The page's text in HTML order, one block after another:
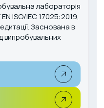
лабораторія
ISO/IEC 17025:2019,
Заснована в
випробувальних